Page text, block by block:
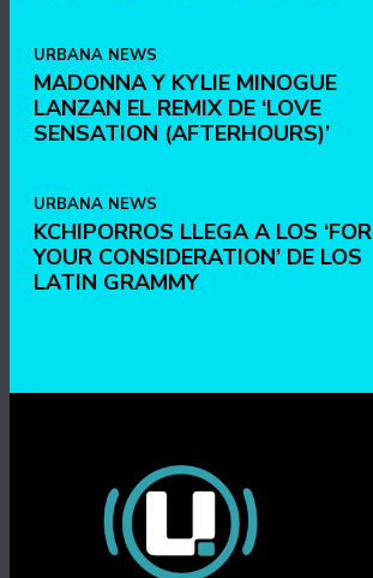
URBANA NEWS
MADONNA Y KYLIE MINOGUE
LANZAN EL REMIX DE ‘LOVE
SENSATION (AFTERHOURS)’
URBANA NEWS
KCHIPORROS LLEGA A LOS ‘FOR
YOUR CONSIDERATION’ DE LOS
LATIN GRAMMY